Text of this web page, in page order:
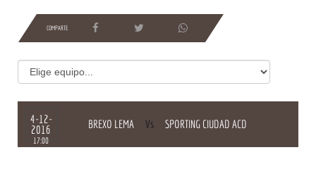
COMPARTE
4-12-
2016
17:00
BREXO LEMA Vs SPORTING CIUDAD ACD